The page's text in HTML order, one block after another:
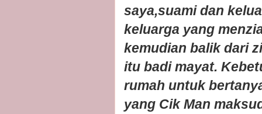
saya,suami dan
keluarga yang
kemudian balik dari
itu badi mayat.
rumah untuk
yang Cik Man